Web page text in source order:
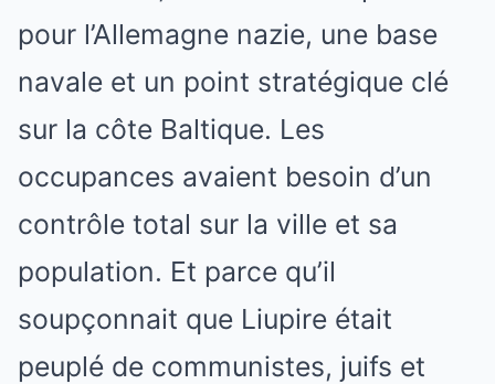
pour l’Allemagne nazie, une base
navale et un point stratégique clé
sur la côte Baltique. Les
occupances avaient besoin d’un
contrôle total sur la ville et sa
population. Et parce qu’il
soupçonnait que Liupire était
peuplé de communistes, juifs et